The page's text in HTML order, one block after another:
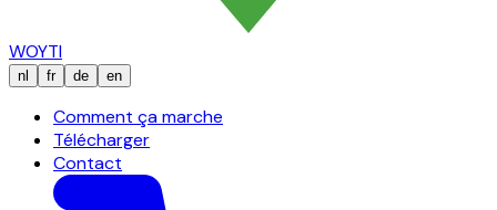
WOYTI
nl fr de en
Comment ça marche
Télécharger
Contact